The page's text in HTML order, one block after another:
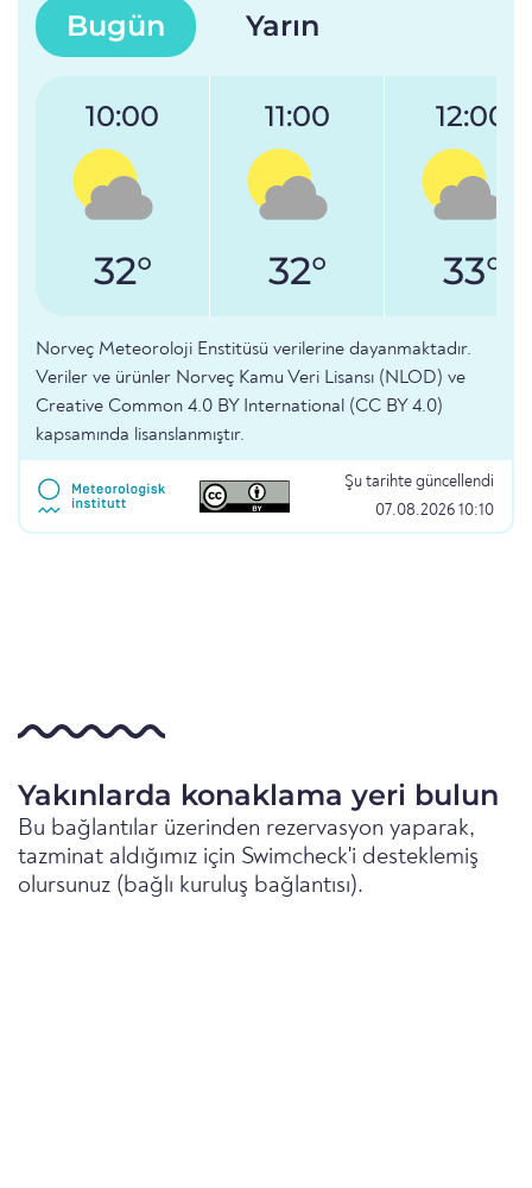
Bugün Yarın
10:00
32°
11:00
32°
12:00
33°
Norveç Meteoroloji Enstitüsü verilerine dayanmaktadır.
Veriler ve ürünler Norveç Kamu Veri Lisansı (NLOD) ve
Creative Common 4.0 BY International (CC BY 4.0)
kapsamında lisanslanmıştır.
Şu tarihte güncellendi
07.08.2026 10:10
Yakınlarda konaklama yeri bulun
Bu bağlantılar üzerinden rezervasyon yaparak,
tazminat aldığımız için Swimcheck'i desteklemiş
olursunuz (bağlı kuruluş bağlantısı).